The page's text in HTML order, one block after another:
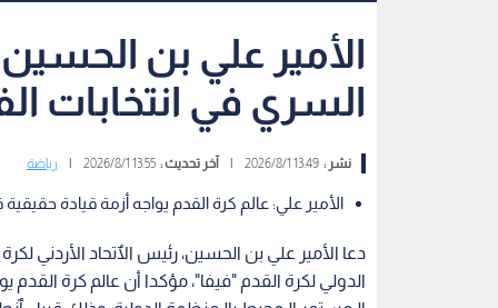
الأمير علي بن الحسين
السري في انتخابات
نشر :13:49 2026/8/1 آخر تحديث :13:55 2026/8/1 رياضة
الأمير علي: عالم كرة القدم يواجه أزمة قيادة حقيقية
دعا الأمير علي بن الحسين، رئيس الٱتحاد الأردني
الدولي لكرة القدم "فيفا"، مؤكدا أن عالم كرة